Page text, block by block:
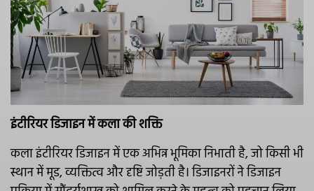
इंटीरियर डिजाइन में कला की शक्ति
कला इंटीरियर डिजाइन में एक अभिन्न भूमिका निभाती है, जो किसी भी
स्थान में मूड, व्यक्तित्व और दृष्टि जोड़ती है। डिजाइनरों ने डिजाइन